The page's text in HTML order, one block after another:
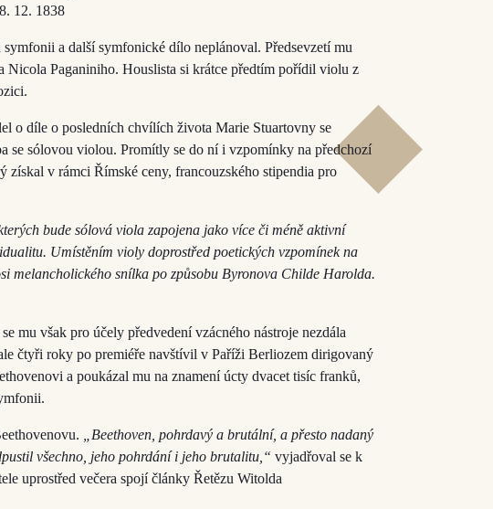
12. 1838
a další symfonické dílo neplánoval. Předsevzetí mu
Paganiniho. Houslista si krátce předtím pořídil violu z
o díle o posledních chvílích života Marie Stuartovny se
se sólovou violou. Promítly se do ní i vzpomínky na předchozí
v rámci Římské ceny, francouzského stipendia pro
bude sólová viola zapojena jako více či méně aktivní
Umístěním violy doprostřed poetických vzpomínek na
melancholického snílka po způsobu Byronova Childe Harolda.
mu však pro účely předvedení vzácného nástroje nezdála
čtyři roky po premiéře navštívil v Paříži Berliozem dirigovaný
a poukázal mu na znamení úcty dvacet tisíc franků,
„Beethoven, pohrdavý a brutální, a přesto nadaný
všechno, jeho pohrdání i jeho brutalitu,“ vyjadřoval se k
uprostřed večera spojí články Řetězu Witolda